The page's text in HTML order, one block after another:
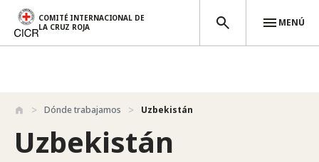
Pasar al contenido principal
COMITÉ INTERNACIONAL DE
LA CRUZ ROJA
MENÚ
Dónde trabajamos Uzbekistán
Uzbekistán